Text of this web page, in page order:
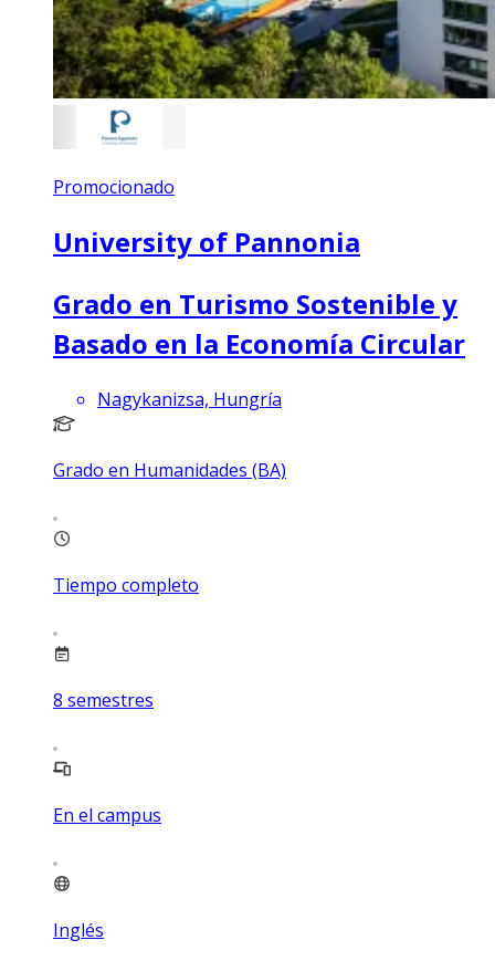
Promocionado
University of Pannonia
Grado en Turismo Sostenible y
Basado en la Economía Circular
Nagykanizsa, Hungría
Grado en Humanidades (BA)
Tiempo completo
8 semestres
En el campus
Inglés